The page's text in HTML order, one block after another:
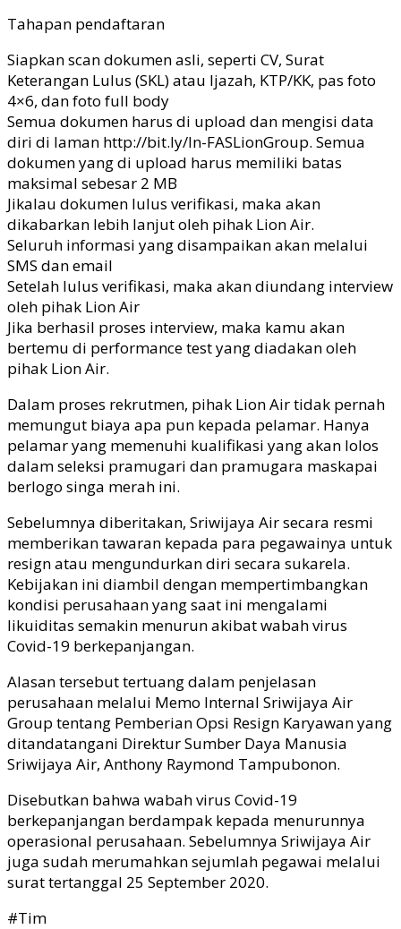
Tahapan pendaftaran
Siapkan scan dokumen asli, seperti CV, Surat
Keterangan Lulus (SKL) atau Ijazah, KTP/KK, pas foto
4×6, dan foto full body
Semua dokumen harus di upload dan mengisi data
diri di laman http://bit.ly/In-FASLionGroup. Semua
dokumen yang di upload harus memiliki batas
maksimal sebesar 2 MB
Jikalau dokumen lulus verifikasi, maka akan
dikabarkan lebih lanjut oleh pihak Lion Air.
Seluruh informasi yang disampaikan akan melalui
SMS dan email
Setelah lulus verifikasi, maka akan diundang interview
oleh pihak Lion Air
Jika berhasil proses interview, maka kamu akan
bertemu di performance test yang diadakan oleh
pihak Lion Air.
Dalam proses rekrutmen, pihak Lion Air tidak pernah
memungut biaya apa pun kepada pelamar. Hanya
pelamar yang memenuhi kualifikasi yang akan lolos
dalam seleksi pramugari dan pramugara maskapai
berlogo singa merah ini.
Sebelumnya diberitakan, Sriwijaya Air secara resmi
memberikan tawaran kepada para pegawainya untuk
resign atau mengundurkan diri secara sukarela.
Kebijakan ini diambil dengan mempertimbangkan
kondisi perusahaan yang saat ini mengalami
likuiditas semakin menurun akibat wabah virus
Covid-19 berkepanjangan.
Alasan tersebut tertuang dalam penjelasan
perusahaan melalui Memo Internal Sriwijaya Air
Group tentang Pemberian Opsi Resign Karyawan yang
ditandatangani Direktur Sumber Daya Manusia
Sriwijaya Air, Anthony Raymond Tampubonon.
Disebutkan bahwa wabah virus Covid-19
berkepanjangan berdampak kepada menurunnya
operasional perusahaan. Sebelumnya Sriwijaya Air
juga sudah merumahkan sejumlah pegawai melalui
surat tertanggal 25 September 2020.
#Tim